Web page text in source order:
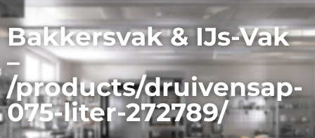
Bakkersvak & IJs-Vak
–
/products/druivensap-
075-liter-272789/